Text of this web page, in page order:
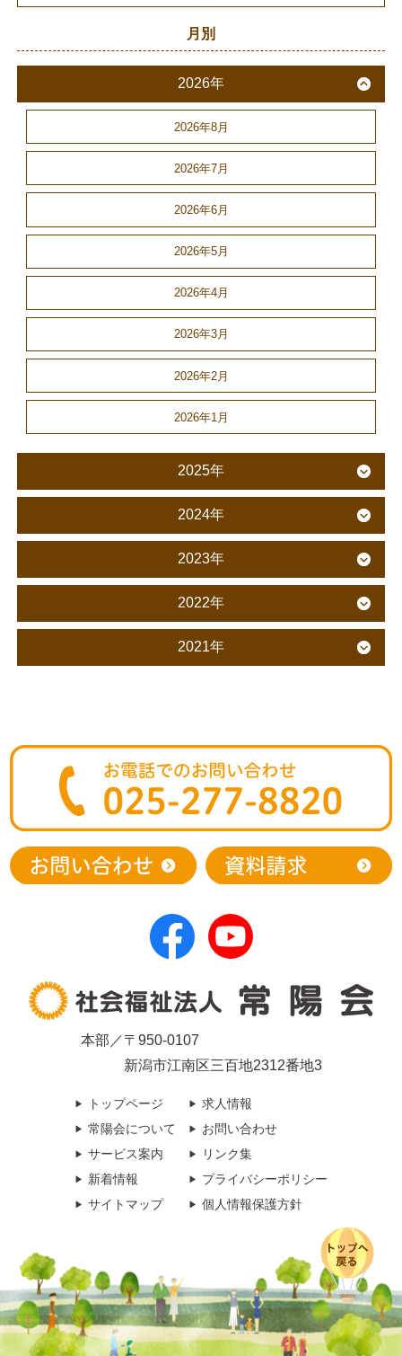
月別
2026年
2026年8月
2026年7月
2026年6月
2026年5月
2026年4月
2026年3月
2026年2月
2026年1月
2025年
2024年
2023年
2022年
2021年
本部／〒950-0107
新潟市江南区三百地2312番地3
トップページ
常陽会について
サービス案内
新着情報
サイトマップ
求人情報
お問い合わせ
リンク集
プライバシーポリシー
個人情報保護方針